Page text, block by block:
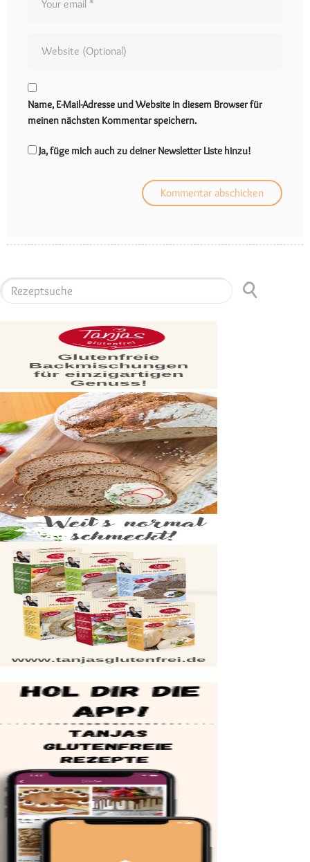
Name, E-Mail-Adresse und Website in diesem Browser für
meinen nächsten Kommentar speichern.
Ja, füge mich auch zu deiner Newsletter Liste hinzu!